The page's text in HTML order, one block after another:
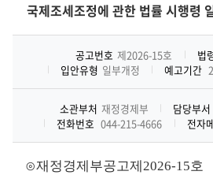
국제조세조정에 관한 법률 시행령
공고번호 제2026-15호 법
입안유형 일부개정 예고기간
소관부처 재정경제부 담당부서
전화번호 044-215-4666 전자
⊙재정경제부공고제2026-15호